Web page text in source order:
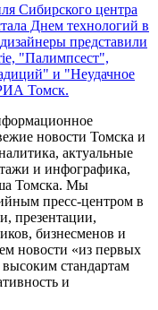
Сибирского центра
Днем технологий в
представили
"Палимпсест",
и "Неудачное
Томск.
новости Томска и
актуальные
и инфографика,
Томска. Мы
пресс-центром в
презентации,
бизнесменов и
новости «из первых
стандартам
и